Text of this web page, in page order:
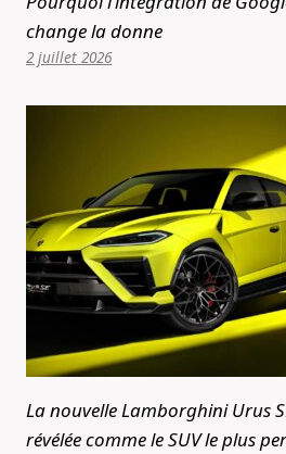
change la donne
2 juillet 2026
La nouvelle Lamborghini Urus
révélée comme le SUV le plus